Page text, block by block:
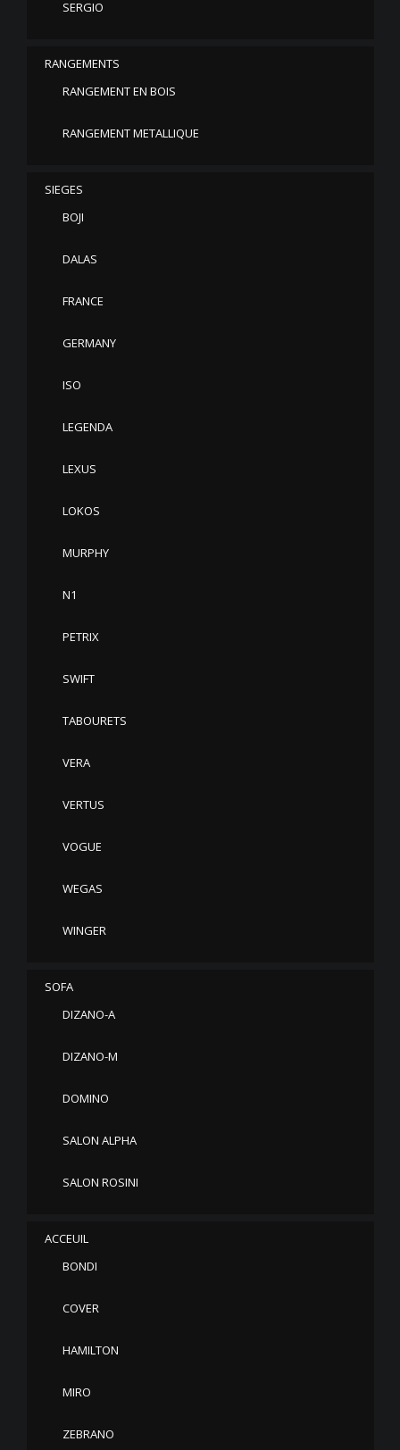
SERGIO
RANGEMENTS
RANGEMENT EN BOIS
RANGEMENT METALLIQUE
SIEGES
BOJI
DALAS
FRANCE
GERMANY
ISO
LEGENDA
LEXUS
LOKOS
MURPHY
N1
PETRIX
SWIFT
TABOURETS
VERA
VERTUS
VOGUE
WEGAS
WINGER
SOFA
DIZANO-A
DIZANO-M
DOMINO
SALON ALPHA
SALON ROSINI
ACCEUIL
BONDI
COVER
HAMILTON
MIRO
ZEBRANO